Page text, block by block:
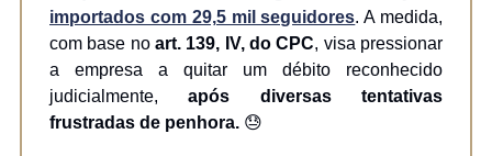
importados com 29,5 mil seguidores. A medida,
com base no art. 139, IV, do CPC, visa pressionar
a empresa a quitar um débito reconhecido
judicialmente,após diversas tentativas
frustradas de penhora. 😓